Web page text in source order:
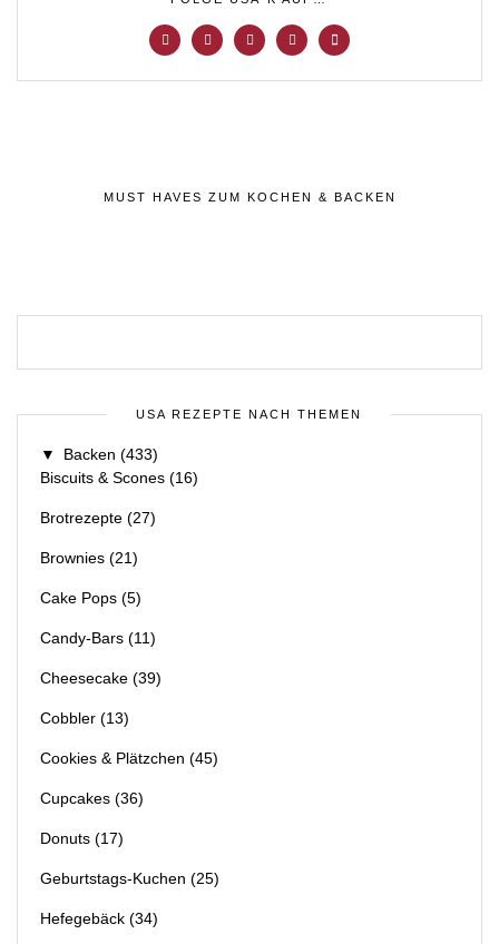
MUST HAVES ZUM KOCHEN & BACKEN
USA REZEPTE NACH THEMEN
▼ Backen (433)
Biscuits & Scones (16)
Brotrezepte (27)
Brownies (21)
Cake Pops (5)
Candy-Bars (11)
Cheesecake (39)
Cobbler (13)
Cookies & Plätzchen (45)
Cupcakes (36)
Donuts (17)
Geburtstags-Kuchen (25)
Hefegebäck (34)